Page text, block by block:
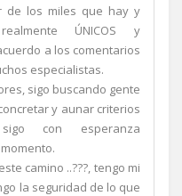
de los miles que hay y
ÚNICOS y
acuerdo a los comentarios
especialistas.
sigo buscando gente
y aunar criterios
con esperanza
camino ..???, tengo mi
la seguridad de lo que